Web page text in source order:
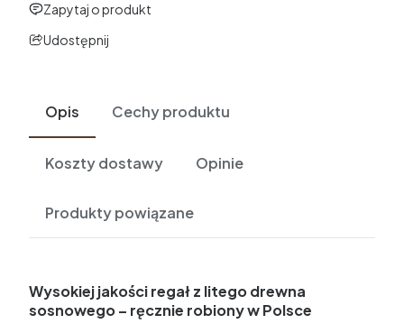
Zapytaj o produkt
Udostępnij
Opis Cechy produktu
Koszty dostawy Opinie
Produkty powiązane
Wysokiej jakości regał z litego drewna
sosnowego – ręcznie robiony w Polsce